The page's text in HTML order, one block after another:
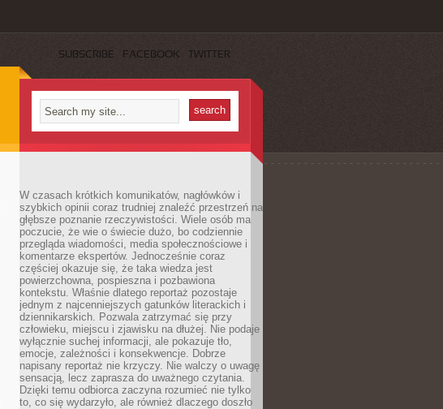
SUBSCRIBE FACEBOOK TWITTER
W czasach krótkich komunikatów, nagłówków i
szybkich opinii coraz trudniej znaleźć przestrzeń na
głębsze poznanie rzeczywistości. Wiele osób ma
poczucie, że wie o świecie dużo, bo codziennie
przegląda wiadomości, media społecznościowe i
komentarze ekspertów. Jednocześnie coraz
częściej okazuje się, że taka wiedza jest
powierzchowna, pospieszna i pozbawiona
kontekstu. Właśnie dlatego reportaż pozostaje
jednym z najcenniejszych gatunków literackich i
dziennikarskich. Pozwala zatrzymać się przy
człowieku, miejscu i zjawisku na dłużej. Nie podaje
wyłącznie suchej informacji, ale pokazuje tło,
emocje, zależności i konsekwencje. Dobrze
napisany reportaż nie krzyczy. Nie walczy o uwagę
sensacją, lecz zaprasza do uważnego czytania.
Dzięki temu odbiorca zaczyna rozumieć nie tylko
to, co się wydarzyło, ale również dlaczego doszło